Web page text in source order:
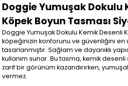
Doggie Yumuşak Dokulu
Köpek Boyun Tasması
Doggie Yumuşak Dokulu Kemik Desenli
köpeğinizin konforunu ve güvenliğini en
tasarlanmıştır. Sağlam ve dayanıklı
kullanım sunar. Bu tasma, kemik desenli
zarif bir görünüm kazandırırken,
vermez.